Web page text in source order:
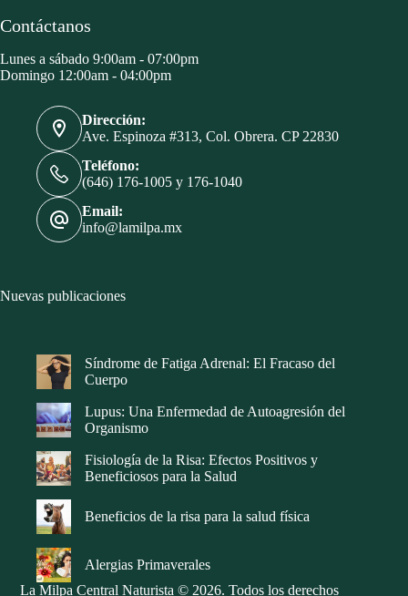
Contáctanos
Lunes a sábado 9:00am - 07:00pm
Domingo 12:00am - 04:00pm
Dirección:
Ave. Espinoza #313, Col. Obrera. CP 22830
Teléfono:
(646) 176-1005 y 176-1040
Email:
info@lamilpa.mx
Nuevas publicaciones
Síndrome de Fatiga Adrenal: El Fracaso del
Cuerpo
Lupus: Una Enfermedad de Autoagresión del
Organismo
Fisiología de la Risa: Efectos Positivos y
Beneficiosos para la Salud
Beneficios de la risa para la salud física
Alergias Primaverales
La Milpa Central Naturista © 2026. Todos los derechos